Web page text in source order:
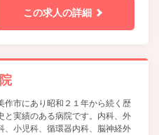
この求人の詳細
作市にあり昭和２１年から続く歴
と実績のある病院です。内科、外
、小児科、循環器内科、脳神経外